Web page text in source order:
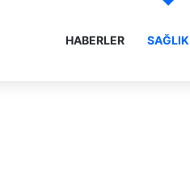
HABERLER SAĞLIK